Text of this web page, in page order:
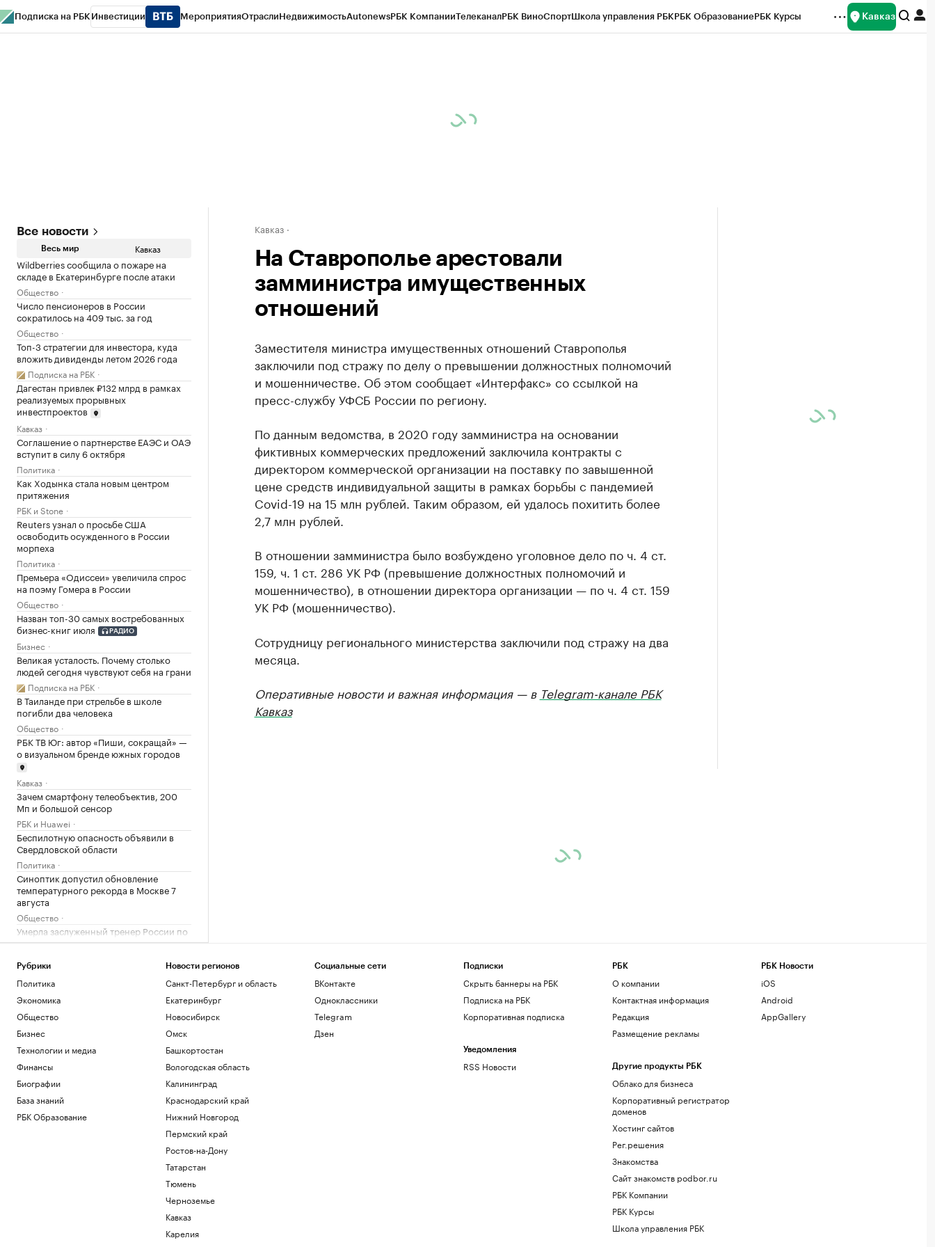
Подписка на РБК Инвестиции МероприятияОтраслиНедвижимостьAutonewsРБК КомпанииТелеканалРБК ВиноСпортШкола управления РБКРБК ОбразованиеРБК Курсы Кавказ
Все новости
Весь мир Кавказ
Wildberries сообщила о пожаре на
складе в Екатеринбурге после атаки
Общество
Число пенсионеров в России
сократилось на 409 тыс. за год
Общество
Топ-3 стратегии для инвестора, куда
вложить дивиденды летом 2026 года
Подписка на РБК
Дагестан привлек ₽132 млрд в рамках
реализуемых прорывных
инвестпроектов
Кавказ
Соглашение о партнерстве ЕАЭС и ОАЭ
вступит в силу 6 октября
Политика
Как Ходынка стала новым центром
притяжения
РБК и Stone
Reuters узнал о просьбе США
освободить осужденного в России
морпеха
Политика
Премьера «Одиссеи» увеличила спрос
на поэму Гомера в России
Общество
Назван топ-30 самых востребованных
бизнес-книг июля
РАДИО
Бизнес
Великая усталость. Почему столько
людей сегодня чувствуют себя на грани
Подписка на РБК
В Таиланде при стрельбе в школе
погибли два человека
Общество
РБК ТВ Юг: автор «Пиши, сокращай» —
о визуальном бренде южных городов
Кавказ
Зачем смартфону телеобъектив, 200
Мп и большой сенсор
РБК и Huawei
Беспилотную опасность объявили в
Свердловской области
Политика
Синоптик допустил обновление
температурного рекорда в Москве 7
августа
Общество
Умерла заслуженный тренер России по
фехтованию Фаина Саевич
Минтранс предложил способ
финансирования защиты трасс от БПЛА
Политика
Супруге главы издательства «Джем»
предъявили обвинение в
мошенничестве
Общество
Bloomberg узнал о серии самоубийств
Политика
Землетрясение магнитудой 4,1
произошло в Туве
Кавказ
На Ставрополье арестовали
замминистра имущественных
отношений
Заместителя министра имущественных отношений Ставрополья
заключили под стражу по делу о превышении должностных полномочий
и мошенничестве. Об этом сообщает «Интерфакс» со ссылкой на
пресс-службу УФСБ России по региону.
По данным ведомства, в 2020 году замминистра на основании
фиктивных коммерческих предложений заключила контракты с
директором коммерческой организации на поставку по завышенной
цене средств индивидуальной защиты в рамках борьбы с пандемией
Covid-19 на 15 млн рублей. Таким образом, ей удалось похитить более
2,7 млн рублей.
В отношении замминистра было возбуждено уголовное дело по ч. 4 ст.
159, ч. 1 ст. 286 УК РФ (превышение должностных полномочий и
мошенничество), в отношении директора организации — по ч. 4 ст. 159
УК РФ (мошенничество).
Сотрудницу регионального министерства заключили под стражу на два
месяца.
Оперативные новости и важная информация — в Telegram-канале РБК
Кавказ
Рубрики
Политика
Экономика
Общество
Бизнес
Технологии и медиа
Финансы
Биографии
База знаний
РБК Образование
Новости регионов
Санкт-Петербург и область
Екатеринбург
Новосибирск
Омск
Башкортостан
Вологодская область
Калининград
Краснодарский край
Нижний Новгород
Пермский край
Ростов-на-Дону
Татарстан
Тюмень
Черноземье
Кавказ
Карелия
Социальные сети
ВКонтакте
Одноклассники
Telegram
Дзен
Подписки
Скрыть баннеры на РБК
Подписка на РБК
Корпоративная подписка
Уведомления
RSS Новости
РБК
О компании
Контактная информация
Редакция
Размещение рекламы
Другие продукты РБК
Облако для бизнеса
Корпоративный регистратор
доменов
Хостинг сайтов
Рег.решения
Знакомства
Сайт знакомств podbor.ru
РБК Компании
РБК Курсы
Школа управления РБК
РБК Новости
iOS
Android
AppGallery